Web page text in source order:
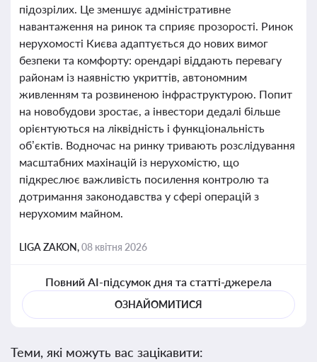
підозрілих. Це зменшує адміністративне
навантаження на ринок та сприяє прозорості. Ринок
нерухомості Києва адаптується до нових вимог
безпеки та комфорту: орендарі віддають перевагу
районам із наявністю укриттів, автономним
живленням та розвиненою інфраструктурою. Попит
на новобудови зростає, а інвестори дедалі більше
орієнтуються на ліквідність і функціональність
об’єктів. Водночас на ринку тривають розслідування
масштабних махінацій із нерухомістю, що
підкреслює важливість посилення контролю та
дотримання законодавства у сфері операцій з
нерухомим майном.
LIGA ZAKON,08 квітня 2026
Повний AI-підсумок дня та статті-джерела
ОЗНАЙОМИТИСЯ
Теми, які можуть вас зацікавити: